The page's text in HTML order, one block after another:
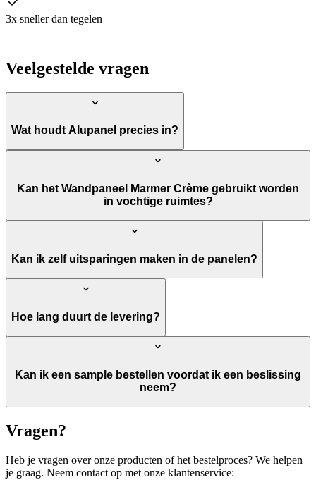
3x sneller dan tegelen
Veelgestelde vragen
Wat houdt Alupanel precies in?
Kan het Wandpaneel Marmer Crème gebruikt worden
in vochtige ruimtes?
Kan ik zelf uitsparingen maken in de panelen?
Hoe lang duurt de levering?
Kan ik een sample bestellen voordat ik een beslissing
neem?
Vragen?
Heb je vragen over onze producten of het bestelproces? We helpen
je graag. Neem contact op met onze klantenservice: